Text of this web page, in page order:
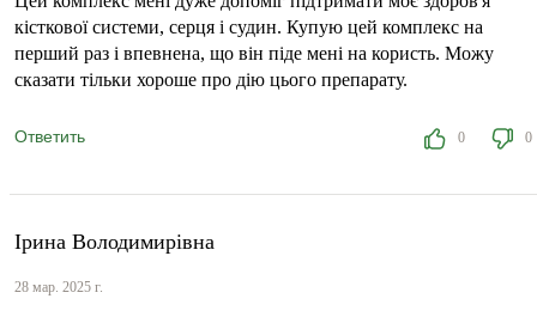
кісткової системи, серця і судин. Купую цей комплекс на
перший раз і впевнена, що він піде мені на користь. Можу
сказати тільки хороше про дію цього препарату.
Ответить 0 0
Ірина Володимирівна
28 мар. 2025 г.